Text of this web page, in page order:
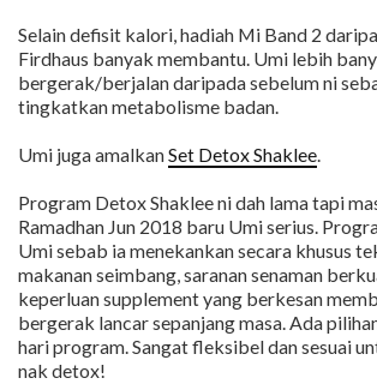
Selain defisit kalori, hadiah Mi Band 2
Firdhaus banyak membantu. Umi lebih
bergerak/berjalan daripada sebelum ni
tingkatkan metabolisme badan.
Umi juga amalkanSet Detox Shaklee.
Program Detox Shaklee ni dah lama tapi
Ramadhan Jun 2018 baru Umi serius.
Umi sebab ia menekankan secara khusus
makanan seimbang, saranan senaman
keperluan supplement yang berkesan
bergerak lancar sepanjang masa. Ada
hari program. Sangat fleksibel dan sesuai
nak detox!